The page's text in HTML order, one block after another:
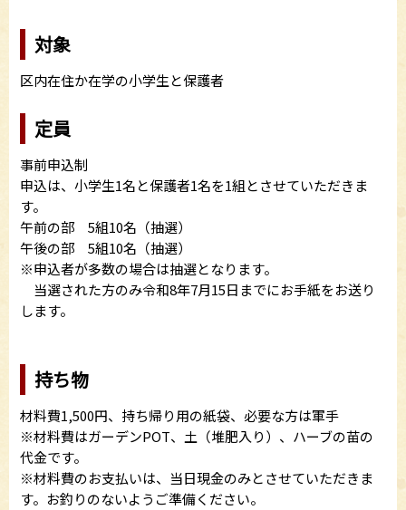
対象
区内在住か在学の小学生と保護者
定員
事前申込制
申込は、小学生1名と保護者1名を1組とさせていただきま
す。
午前の部 5組10名（抽選）
午後の部 5組10名（抽選）
※申込者が多数の場合は抽選となります。
当選された方のみ令和8年7月15日までにお手紙をお送り
します。
持ち物
材料費1,500円、持ち帰り用の紙袋、必要な方は軍手
※材料費はガーデンPOT、土（堆肥入り）、ハーブの苗の
代金です。
※材料費のお支払いは、当日現金のみとさせていただきま
す。お釣りのないようご準備ください。